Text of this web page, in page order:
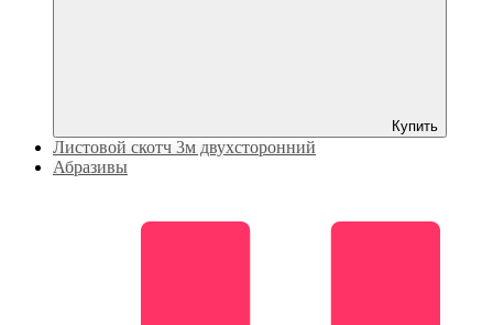
Купить
Листовой скотч 3м двухсторонний
Абразивы